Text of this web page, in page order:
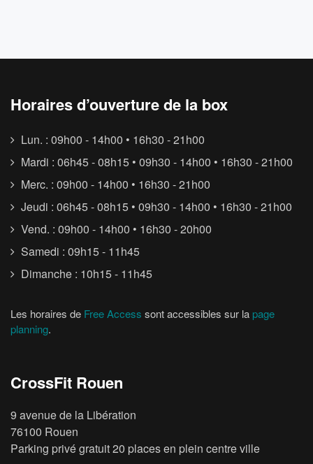
Horaires d’ouverture de la box
Lun. : 09h00 - 14h00 • 16h30 - 21h00
Mardi : 06h45 - 08h15 • 09h30 - 14h00 • 16h30 - 21h00
Merc. : 09h00 - 14h00 • 16h30 - 21h00
Jeudi : 06h45 - 08h15 • 09h30 - 14h00 • 16h30 - 21h00
Vend. : 09h00 - 14h00 • 16h30 - 20h00
Samedi : 09h15 - 11h45
Dimanche : 10h15 - 11h45
Les horaires de Free Access sont accessibles sur la page
planning.
CrossFit Rouen
9 avenue de la Libération
76100 Rouen
Parking privé gratuit 20 places en plein centre ville